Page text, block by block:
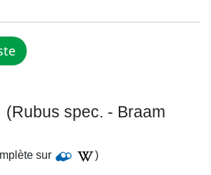
(Rubus spec. - Braam
sur )